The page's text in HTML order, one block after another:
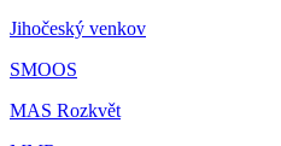
Jihočeský venkov
SMOOS
MAS Rozkvět